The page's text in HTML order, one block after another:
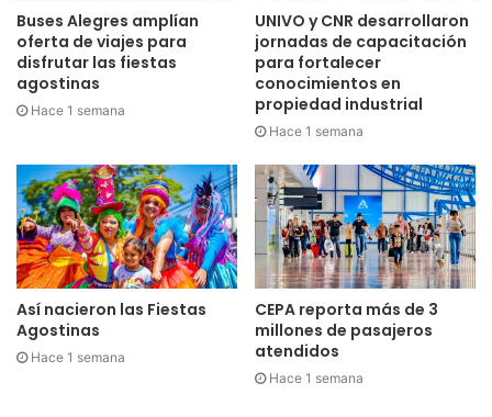
Buses Alegres amplían
oferta de viajes para
disfrutar las fiestas
agostinas
Hace 1 semana
UNIVO y CNR desarrollaron
jornadas de capacitación
para fortalecer
conocimientos en
propiedad industrial
Hace 1 semana
Así nacieron las Fiestas
Agostinas
Hace 1 semana
CEPA reporta más de 3
millones de pasajeros
atendidos
Hace 1 semana